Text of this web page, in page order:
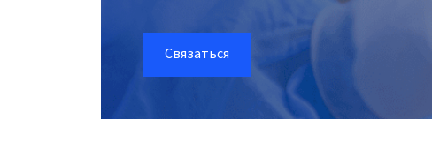
Связаться